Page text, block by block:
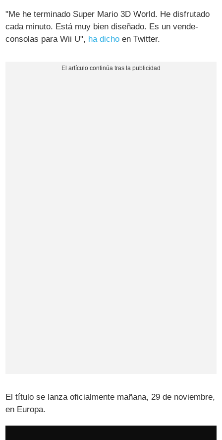
"Me he terminado Super Mario 3D World. He disfrutado
cada minuto. Está muy bien diseñado. Es un vende-
consolas para Wii U", ha dicho en Twitter.
El título se lanza oficialmente mañana, 29 de noviembre,
en Europa.